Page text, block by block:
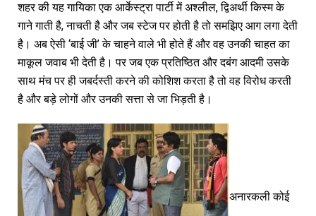
शहर की यह गायिका एक आर्केस्ट्रा पार्टी में अश्लील, द्विअर्थी किस्म के
गाने गाती है, नाचती है और जब स्टेज पर होती है तो समझिए आग लगा देती
है। अब ऐसी ‘बाई जी’ के चाहने वाले भी होते हैं और वह उनकी चाहत का
माकूल जवाब भी देती है। पर जब एक प्रतिष्ठित और दबंग आदमी उसके
साथ मंच पर ही जबर्दस्ती करने की कोशिश करता है तो वह विरोध करती
है और बड़े लोगों और उनकी सत्ता से जा भिड़ती है।
अनारकली कोई